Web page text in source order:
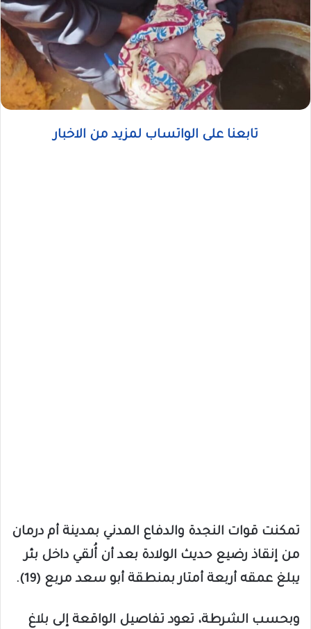
تابعنا على الواتساب لمزيد من الاخبار
تمكنت قوات النجدة والدفاع المدني بمدينة أم درمان
من إنقاذ رضيع حديث الولادة بعد أن أُلقي داخل بئر
يبلغ عمقه أربعة أمتار بمنطقة أبو سعد مربع (19).
وبحسب الشرطة، تعود تفاصيل الواقعة إلى بلاغ